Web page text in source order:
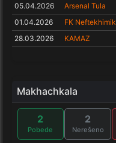
05.04.2026 Arsenal Tula
01.04.2026 FK Neftekhimik
28.03.2026 KAMAZ
Makhachkala
2
Pobede
2
Nerešeno